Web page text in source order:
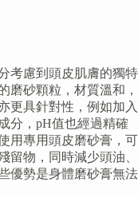
考慮到頭皮肌膚的獨特
磨砂顆粒，材質溫和，
更具針對性，例如加入
分，pH值也經過精確
用專用頭皮磨砂膏，可
留物，同時減少頭油、
優勢是身體磨砂膏無法